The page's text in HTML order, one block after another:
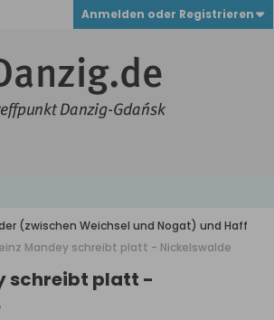
Anmelden oder Registrieren
(zwischen Weichsel und Nogat) und Haff
Mandey schreibt platt - Nickelswalde
schreibt platt -